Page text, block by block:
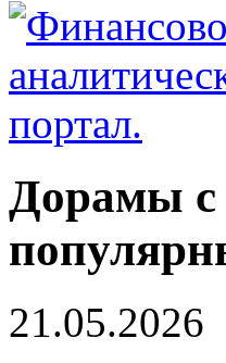
Дорамы с
21.05.2026